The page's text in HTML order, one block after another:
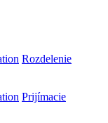
Rozdelenie
Prijímacie